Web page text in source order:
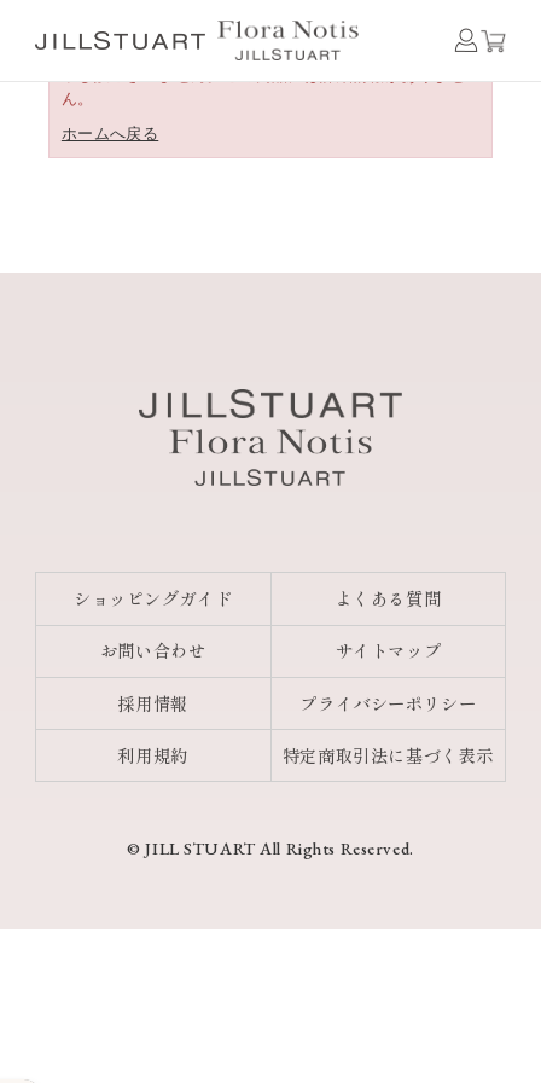
ん。
ホームへ戻る
ショッピングガイド よくある質問
お問い合わせ サイトマップ
採用情報 プライバシーポリシー
利用規約 特定商取引法に基づく表示
© JILL STUART All Rights Reserved.